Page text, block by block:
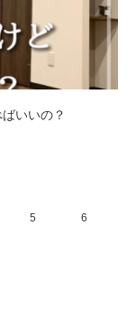
いいの？
5 6